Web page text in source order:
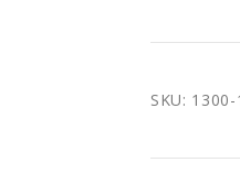
SKU: